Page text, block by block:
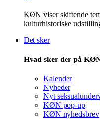
KØN viser skiftende
kulturhistoriske
Det sker
Hvad sker der på
Kalender
Nyheder
Nyt
KØN pop-up
KØN nyhedsbrev